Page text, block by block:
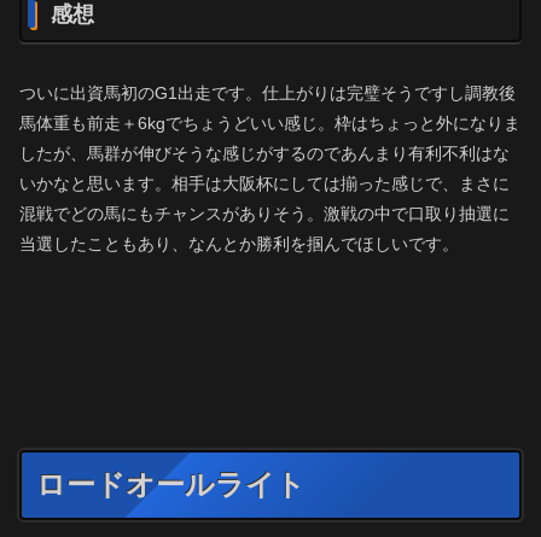
感想
ついに出資馬初のG1出走です。仕上がりは完璧そうですし調教後
馬体重も前走＋6kgでちょうどいい感じ。枠はちょっと外になりま
したが、馬群が伸びそうな感じがするのであんまり有利不利はな
いかなと思います。相手は大阪杯にしては揃った感じで、まさに
混戦でどの馬にもチャンスがありそう。激戦の中で口取り抽選に
当選したこともあり、なんとか勝利を掴んでほしいです。
ロードオールライト